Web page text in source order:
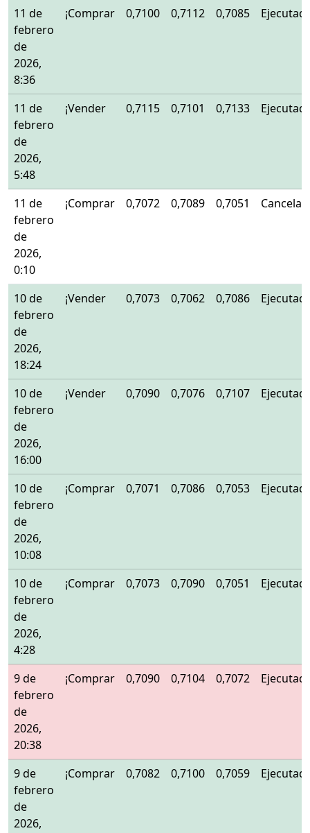
11 de
febrero
de
2026,
8:36
¡Comprar 0,7100 0,7112 0,7085
11 de
febrero
de
2026,
5:48
¡Vender 0,7115 0,7101 0,7133
11 de
febrero
de
2026,
0:10
¡Comprar 0,7072 0,7089 0,7051
10 de
febrero
de
2026,
18:24
¡Vender 0,7073 0,7062 0,7086
10 de
febrero
de
2026,
16:00
¡Vender 0,7090 0,7076 0,7107
10 de
febrero
de
2026,
10:08
¡Comprar 0,7071 0,7086 0,7053
10 de
febrero
de
2026,
4:28
¡Comprar 0,7073 0,7090 0,7051
9 de
febrero
de
2026,
20:38
¡Comprar 0,7090 0,7104 0,7072
9 de
febrero
de
2026,
¡Comprar 0,7082 0,7100 0,7059